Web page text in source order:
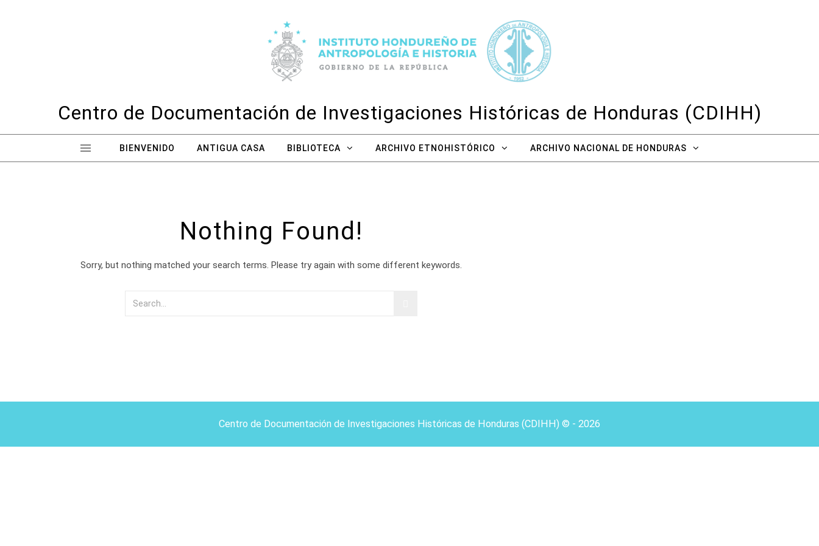
Centro de Documentación de Investigaciones Históricas de Honduras (CDIHH)
BIENVENIDO ANTIGUA CASA BIBLIOTECA ARCHIVO ETNOHISTÓRICO ARCHIVO NACIONAL DE HONDURAS
Nothing Found!
Sorry, but nothing matched your search terms. Please try again with some different keywords.
Centro de Documentación de Investigaciones Históricas de Honduras (CDIHH) © - 2026